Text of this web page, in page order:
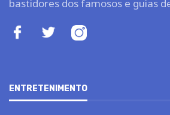
bastidores dos famosos e guias
ENTRETENIMENTO